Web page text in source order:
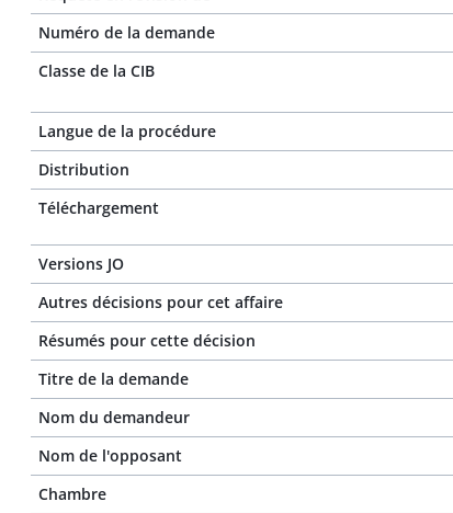
Numéro de la demande
Classe de la CIB
Langue de la procédure
Distribution
Téléchargement
Versions JO
Autres décisions pour cet affaire
Résumés pour cette décision
Titre de la demande
Nom du demandeur
Nom de l'opposant
Chambre